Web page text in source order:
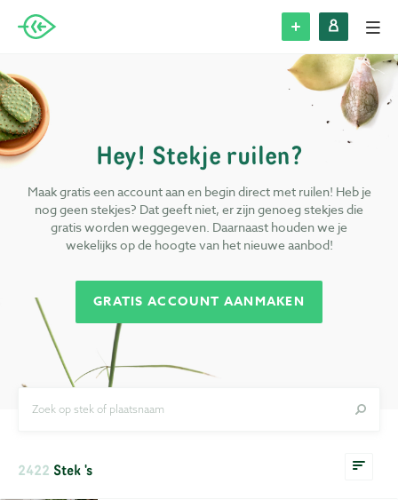
Stek plaatsen
Registreren
Over Stek
Veelgestelde vragen
Privacy
Hey! Stekje ruilen?
Maak gratis een account aan en begin direct met ruilen! Heb je
nog geen stekjes? Dat geeft niet, er zijn genoeg stekjes die
gratis worden weggegeven. Daarnaast houden we je
wekelijks op de hoogte van het nieuwe aanbod!
GRATIS ACCOUNT AANMAKEN
Zoek op stek of plaatsnaam
2422 Stek 's